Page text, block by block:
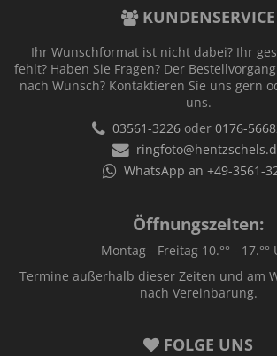
KUNDENSERVICE
Ihr Wunschformat ist nicht dabei? Ihr
fehlt? Haben Sie Fragen? Der
nach Wunsch? Kontaktieren Sie uns gern
uns.
03561-3226 oder 0176-
WhatsApp an +49-3561-
Öffnungszeiten:
Montag - Freitag 10.°° - 17.°°
Termine außerhalb dieser Zeiten und am
nach Vereinbarung.
FOLGE UNS